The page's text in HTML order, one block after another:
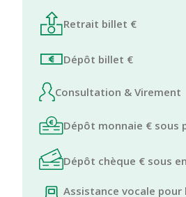
Retrait billet €
Dépôt billet €
Consultation & Virement
Dépôt monnaie € sous
Dépôt chèque € sous
Assistance vocale